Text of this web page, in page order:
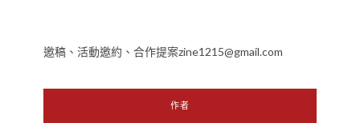
邀稿、活動邀約、合作提案zine1215@gmail.com
作者